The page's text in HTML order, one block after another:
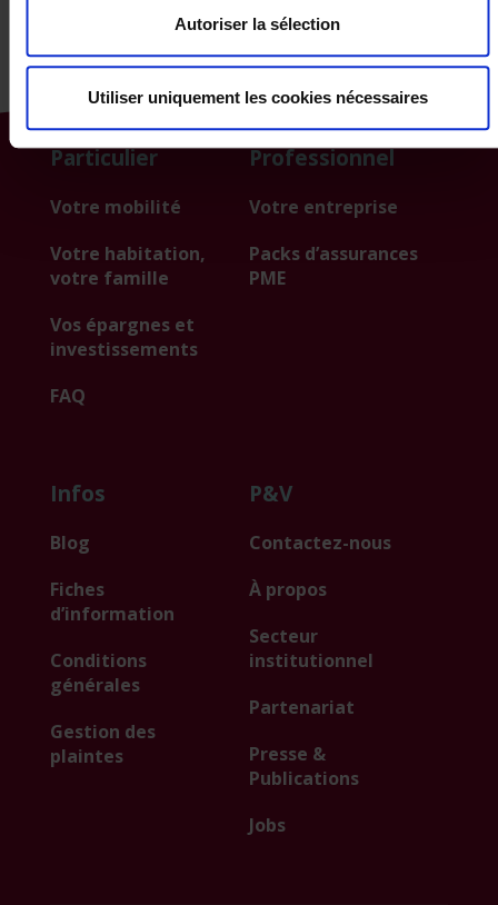
Autoriser la sélection
Utiliser uniquement les cookies nécessaires
Particulier
Votre mobilité
Votre habitation,
votre famille
Vos épargnes et
investissements
FAQ
Professionnel
Votre entreprise
Packs d’assurances
PME
Infos
Blog
Fiches
d’information
Conditions
générales
Gestion des
plaintes
P&V
Contactez-nous
À propos
Secteur
institutionnel
Partenariat
Presse &
Publications
Jobs